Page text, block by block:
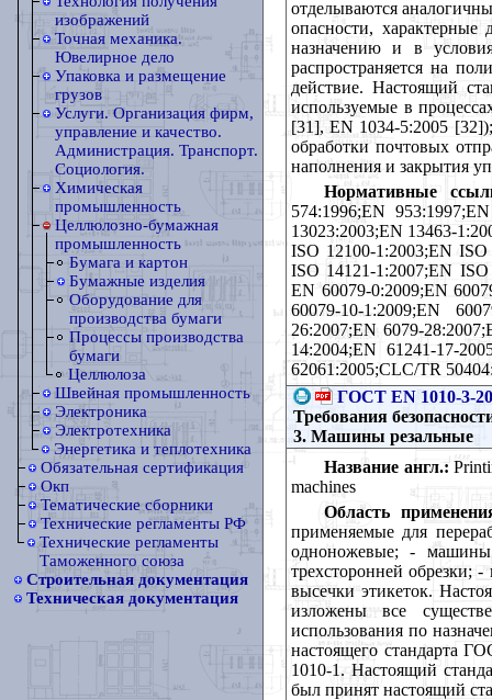
изображений
Точная механика.
Ювелирное дело
Упаковка и размещение
грузов
Услуги. Организация фирм,
управление и качество.
Администрация. Транспорт.
Социология.
Химическая
промышленность
Целлюлозно-бумажная
промышленность
Бумага и картон
Бумажные изделия
Оборудование для
производства бумаги
Процессы производства
бумаги
Целлюлоза
Швейная промышленность
Электроника
Электротехника
Энергетика и теплотехника
Обязательная сертификация
Окп
Тематические сборники
Технические регламенты РФ
Технические регламенты
Таможенного союза
Строительная документация
Техническая документация
отделываются
опасности,
назначению и в
распространяется на
действие. Настоящий
используемые в
[31], ЕN 1034-5:2005
обработки почтовых
наполнения и закрытия
Нормативные
574:1996;ЕN
13023:2003;ЕN 13463-
ISO 12100-1:2003;ЕN
ISO 14121-1:2007;EN
ЕN 60079-0:2009;ЕN
60079-10-1:2009;ЕN
26:2007;ЕN 6079-
14:2004;ЕN 61241-17-
62061:2005;СLC/TR
ГОСТ EN 1010-3-
Требования
3. Машины резальные
Название англ.:
machines
Область
применяемые для
одноножевые; -
трехсторонней обрезки;
высечки этикеток.
изложены все
использования по
настоящего стандарта
1010-1. Настоящий
был принят настоящий